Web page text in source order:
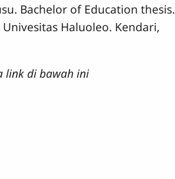
Bachelor of Education thesis.
Haluoleo. Kendari,
link di bawah ini